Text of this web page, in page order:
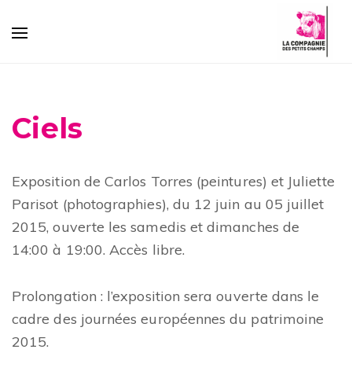
Ciels
Exposition de Carlos Torres (peintures) et Juliette
Parisot (photographies), du 12 juin au 05 juillet
2015, ouverte les samedis et dimanches de
14:00 à 19:00. Accès libre.
Prolongation : l’exposition sera ouverte dans le
cadre des journées européennes du patrimoine
2015.